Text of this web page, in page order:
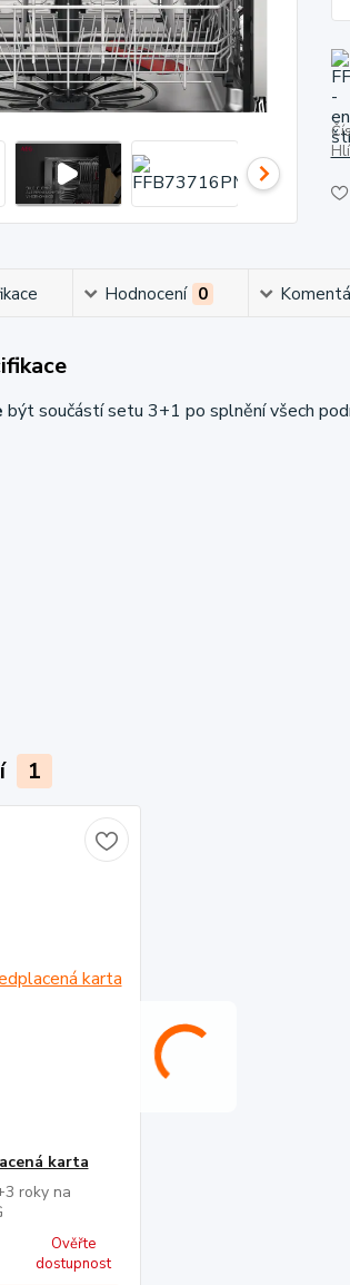
Hodnocení 0
být součástí setu 3+1 po splnění všech
1
karta
roky na
Ověřte
dostupnost